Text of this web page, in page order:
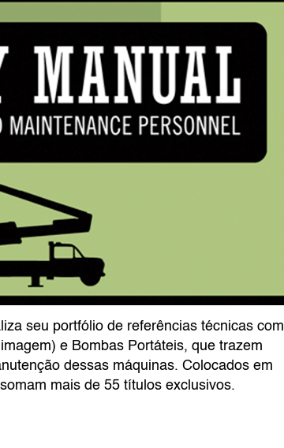
seu portfólio de referências técnicas com
e Bombas Portáteis, que trazem
dessas máquinas. Colocados em
mais de 55 títulos exclusivos.